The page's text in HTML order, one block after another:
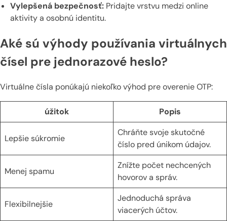
Vylepšená bezpečnosť: Pridajte vrstvu medzi online
aktivity a osobnú identitu.
Aké sú výhody používania virtuálnych
čísel pre jednorazové heslo?
Virtuálne čísla ponúkajú niekoľko výhod pre overenie OTP:
úžitok Popis
Lepšie súkromie
Chráňte svoje skutočné
číslo pred únikom údajov.
Menej spamu
Znížte počet nechcených
hovorov a správ.
Flexibilnejšie
Jednoduchá správa
viacerých účtov.